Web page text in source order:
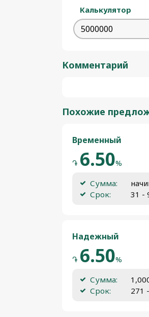
Калькулятор
Комментарий
Похожие
Временный
֏ 6.50%
Сумма:
Срок:
31 -
Надежный
֏ 6.50%
Сумма:
Срок:
271